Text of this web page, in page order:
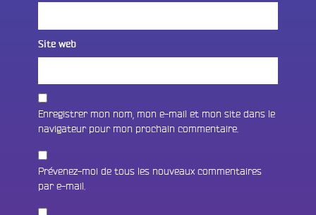
Site web
Enregistrer mon nom, mon e-mail et mon site dans le
navigateur pour mon prochain commentaire.
Prévenez-moi de tous les nouveaux commentaires
par e-mail.